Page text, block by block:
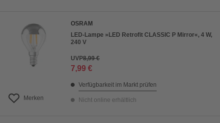
Merken
OSRAM
LED-Lampe »LED Retrofit CLASSIC P Mirror«, 4 W,
240 V
UVP8,99 €
7,99 €
Verfügbarkeit im Markt prüfen
Nicht online erhältlich